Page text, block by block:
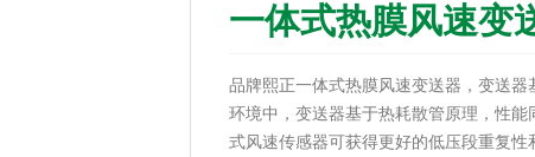
一体式热膜风速变
品牌熙正一体式热膜风速变送器，变送
环境中，变送器基于热耗散管原理，性
式风速传感器可获得更好的低压段重复性